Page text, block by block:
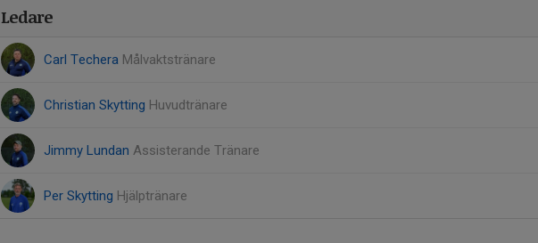
Ledare
Carl Techera Målvaktstränare
Christian Skytting Huvudtränare
Jimmy Lundan Assisterande Tränare
Per Skytting Hjälptränare